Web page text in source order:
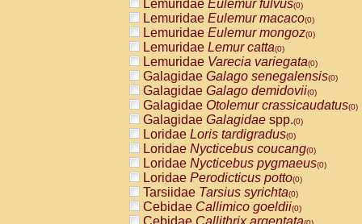
(0)
AtelidaeAlouatta caraya(0)
AtelidaeAlouatta fusca(0)
AtelidaeAlouatta seniculus
AtelidaeAlouattaspp.(0)
AtelidaeAteles belzebuth(0)
AtelidaeAteles geoffroyi(0)
AtelidaeAteles paniscus(0)
AtelidaeAtelesspp.(0)
Atelidae Lagothrix lagothricha
AtelidaeLagothrix lagothricha cana
PitheciidaeCacajao calvus
PitheciidaeCallicebus cupreus
PitheciidaeCallicebus donacophilus
PitheciidaeCallicebus moloch
PitheciidaeCallicebus torquatus
Lemuridae Eulemur fulvus(0)
Lemuridae Eulemur macaco(0)
Lemuridae Eulemur mongoz(0)
Lemuridae Lemur catta(0)
Lemuridae Varecia variegata(0)
Galagidae Galago senegalensis(0)
Galagidae Galago demidovii(0)
Galagidae Otolemur crassicaudatus(0)
Galagidae Galagidae spp.(0)
Loridae Loris tardigradus(0)
Loridae Nycticebus coucang(0)
Loridae Nycticebus pygmaeus(0)
Loridae Perodicticus potto(0)
Tarsiidae Tarsius syrichta(0)
Cebidae Callimico goeldii(0)
Cebidae Callithrix argentata